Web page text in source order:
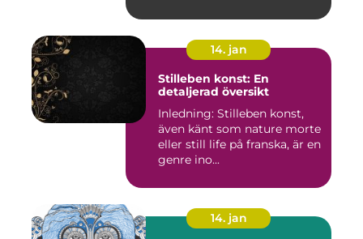
14. jan
Stilleben konst: En
detaljerad översikt
Inledning: Stilleben konst,
även känt som nature morte
eller still life på franska, är en
genre ino...
14. jan